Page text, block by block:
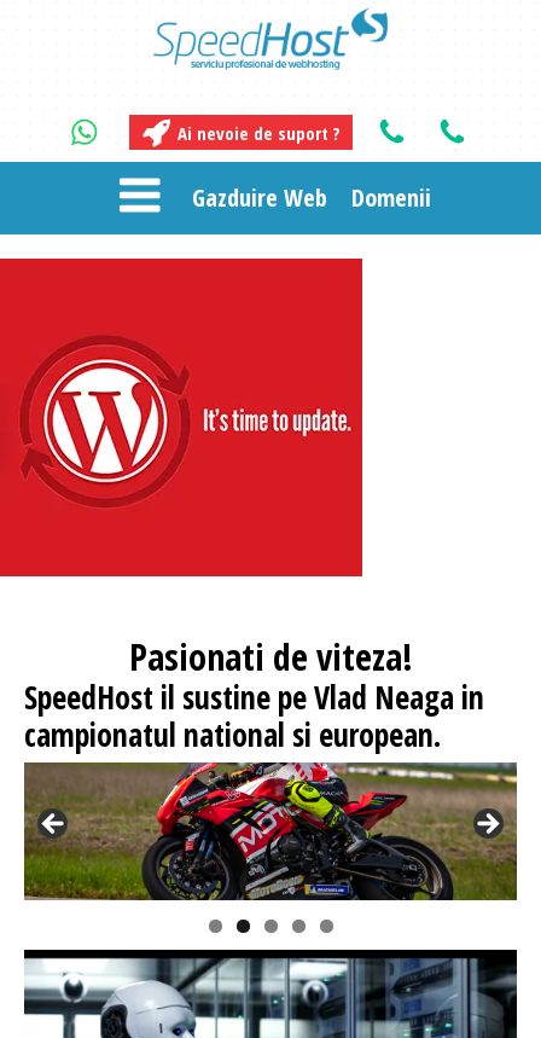
Ai nevoie de suport ?
Gazduire Web Domenii
Pasionati de viteza!
SpeedHost il sustine pe Vlad Neaga in
campionatul national si european.